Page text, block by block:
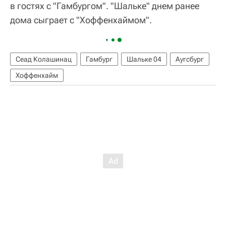
в гостях с "Гамбургом". "Шальке" днем ранее
дома сыграет с "Хоффенхаймом".
Сеад Колашинац Гамбург Шальке 04
Аугсбург
Хоффенхайм